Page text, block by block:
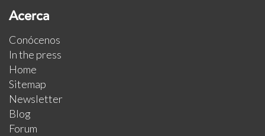
Acerca
Conócenos
In the press
Home
Sitemap
Newsletter
Blog
Forum